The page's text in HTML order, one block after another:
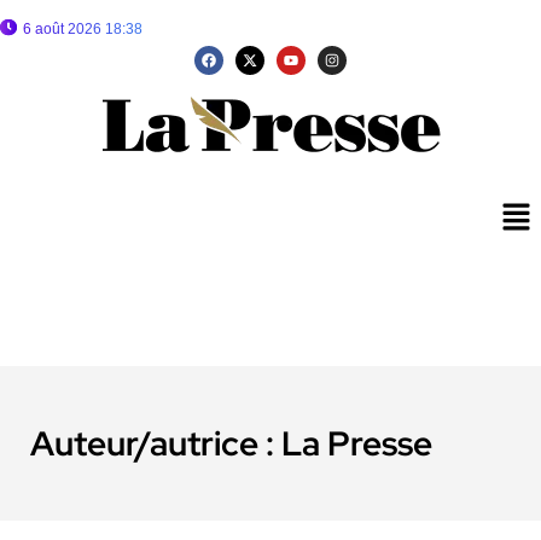
6 août 2026 18:38
Auteur/autrice : La Presse